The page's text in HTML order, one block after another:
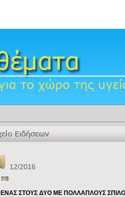
12/2016
ΕΝΑΣ ΣΤΟΥΣ ΔΥΟ ΜΕ ΠΟΛΛΑΠΛΟΥΣ